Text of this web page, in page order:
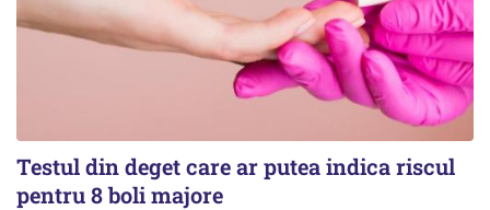
Testul din deget care ar putea indica riscul
pentru 8 boli majore